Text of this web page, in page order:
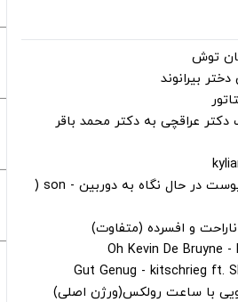
‌توش
بیرانوند
دکتر عراقچی به دکتر محمد باقر
دانلود قالب مرد سیاه پوست در حال نگاه به دوربین - son (
ناراحت و افسرده (متفاوت)
با ساعت رولکس(ورژن اصلی)